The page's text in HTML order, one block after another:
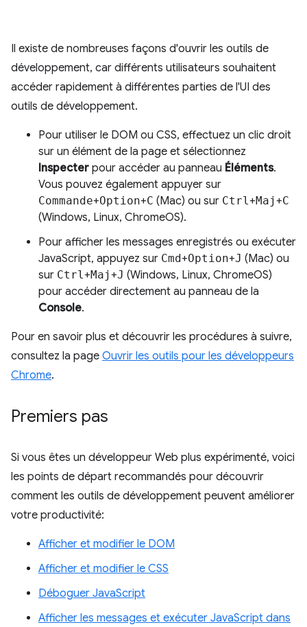
Il existe de nombreuses façons d'ouvrir les outils de
développement, car différents utilisateurs souhaitent
accéder rapidement à différentes parties de l'UI des
outils de développement.
Pour utiliser le DOM ou CSS, effectuez un clic droit
sur un élément de la page et sélectionnez
Inspecter pour accéder au panneau Éléments.
Vous pouvez également appuyer sur
Commande+Option+C (Mac) ou sur Ctrl+Maj+C
(Windows, Linux, ChromeOS).
Pour afficher les messages enregistrés ou exécuter
JavaScript, appuyez sur Cmd+Option+J (Mac) ou
sur Ctrl+Maj+J (Windows, Linux, ChromeOS)
pour accéder directement au panneau de la
Console.
Pour en savoir plus et découvrir les procédures à suivre,
consultez la page Ouvrir les outils pour les développeurs
Chrome.
Premiers pas
Si vous êtes un développeur Web plus expérimenté, voici
les points de départ recommandés pour découvrir
comment les outils de développement peuvent améliorer
votre productivité:
Afficher et modifier le DOM
Afficher et modifier le CSS
Déboguer JavaScript
Afficher les messages et exécuter JavaScript dans